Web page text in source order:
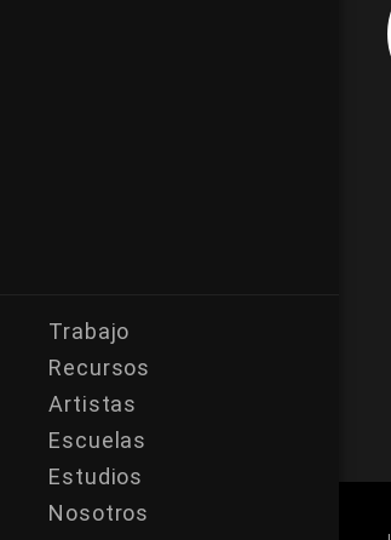
Trabajo
Recursos
Artistas
Escuelas
Estudios
Nosotros